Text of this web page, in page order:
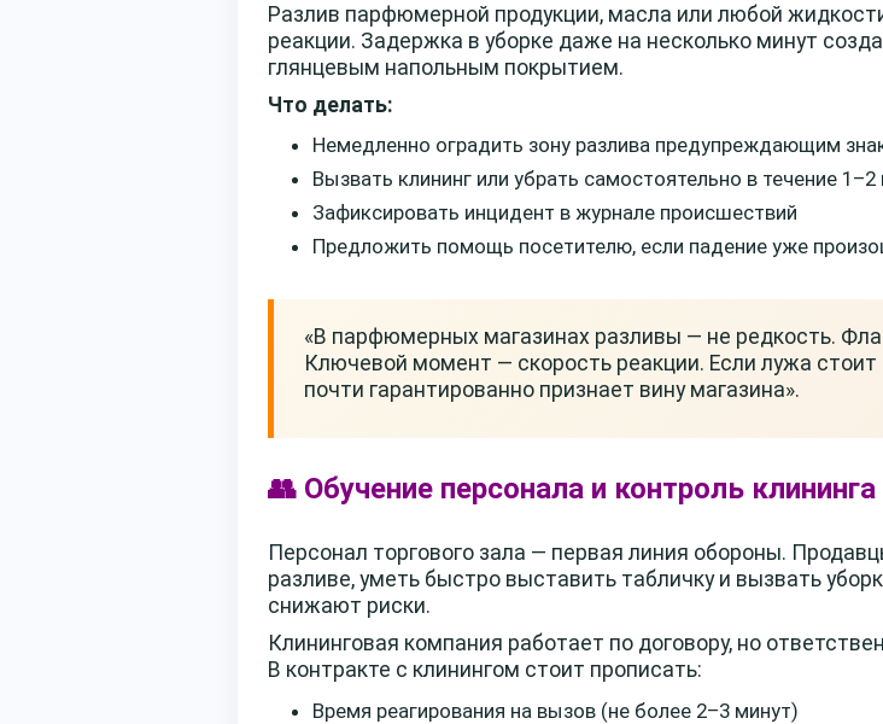
Разлив парфюмерной продукции, масла или любой
реакции. Задержка в уборке даже на несколько минут
глянцевым напольным покрытием.
Что делать:
Немедленно оградить зону разлива предупреждающим
Вызвать клининг или убрать самостоятельно в течение 1–2
Зафиксировать инцидент в журнале происшествий
Предложить помощь посетителю, если падение уже
«В парфюмерных магазинах разливы — не редкость.
Ключевой момент — скорость реакции. Если лужа
почти гарантированно признает вину магазина».
👥 Обучение персонала и контроль клининга
Персонал торгового зала — первая линия обороны.
разливе, уметь быстро выставить табличку и вызвать
снижают риски.
Клининговая компания работает по договору, но
В контракте с клинингом стоит прописать:
Время реагирования на вызов (не более 2–3 минут)